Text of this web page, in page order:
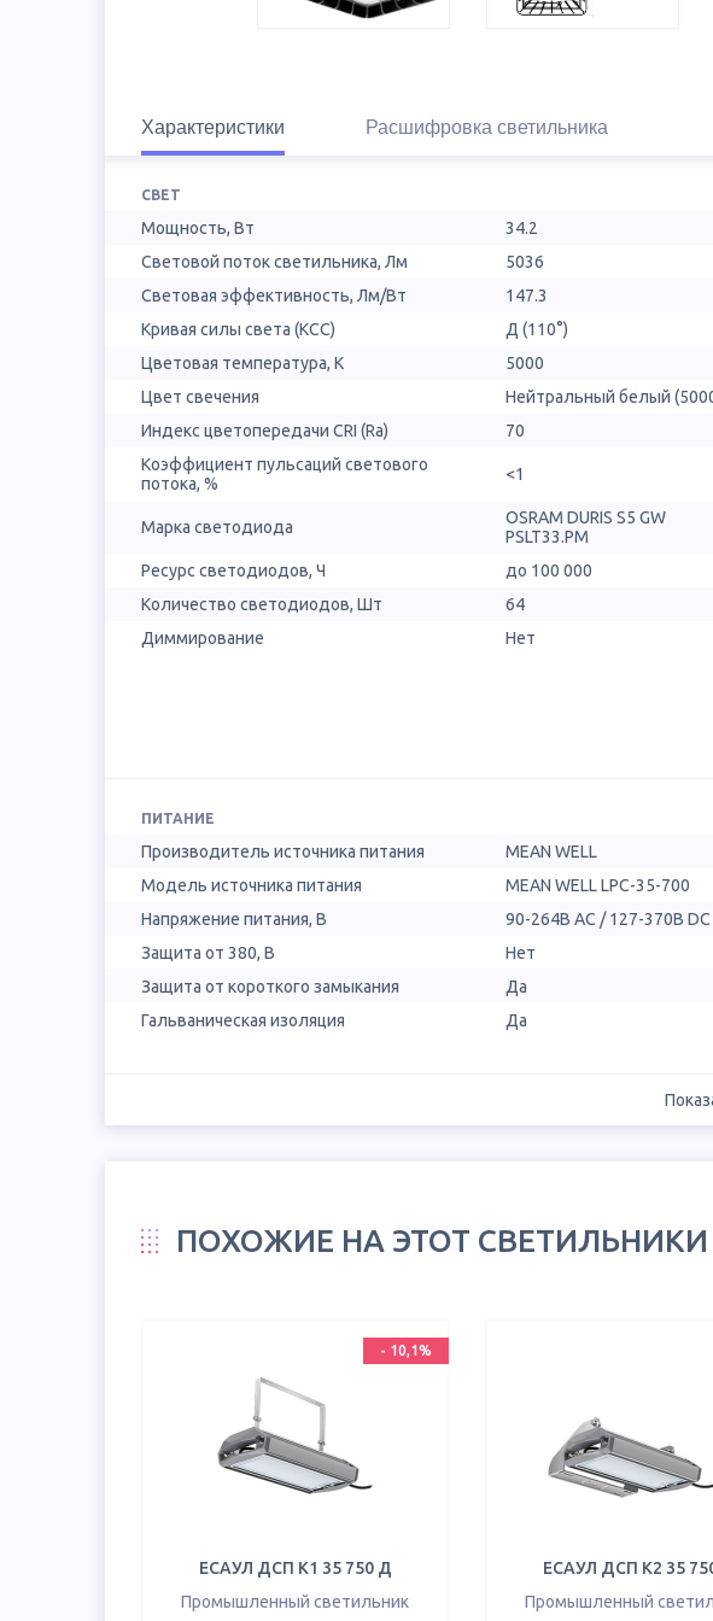
Характеристики Расшифровка светильника
СВЕТ
Мощность, Вт
34.2
Световой поток светильника, Лм
5036
Световая эффективность, Лм/Вт
147.3
Кривая силы света (КСС)
Д (110°)
Цветовая температура, К
5000
Цвет свечения
Нейтральный белый
Индекс цветопередачи CRI (Ra)
70
Коэффициент пульсаций светового
потока, %
<1
Марка светодиода
OSRAM DURIS S5 GW
PSLT33.PM
Ресурс светодиодов, Ч
до 100 000
Количество светодиодов, Шт
64
Диммирование
Нет
ПИТАНИЕ
Производитель источника питания
MEAN WELL
Модель источника питания
MEAN WELL LPC-35-700
Напряжение питания, В
90-264В AC / 127-370В DC
Защита от 380, В
Нет
Защита от короткого замыкания
Да
Гальваническая изоляция
Да
ПОХОЖИЕ НА ЭТОТ СВЕТИЛЬНИКИ
- 10,1%
ЕСАУЛ ДСП К1 35 750 Д
Промышленный светильник
ЕСАУЛ ДСП К2 35
Промышленный